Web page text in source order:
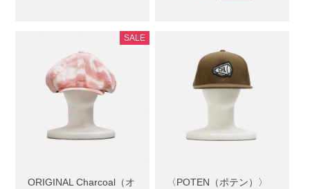
ORIGINAL Charcoal（オ
SALE
〈POTEN（ポテン）〉